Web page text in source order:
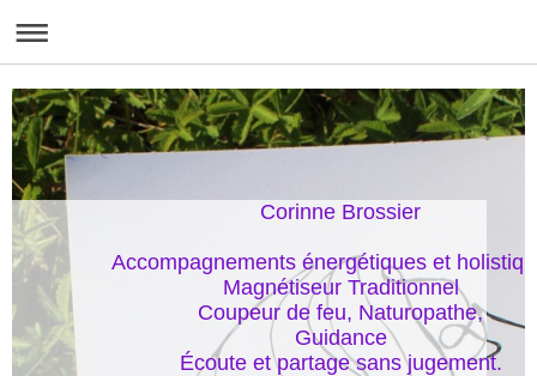
Corinne Brossier
Accompagnements énergétiques et
Magnétiseur Traditionnel
Coupeur de feu, Naturopathe,
Guidance
Écoute et partage sans jugement.